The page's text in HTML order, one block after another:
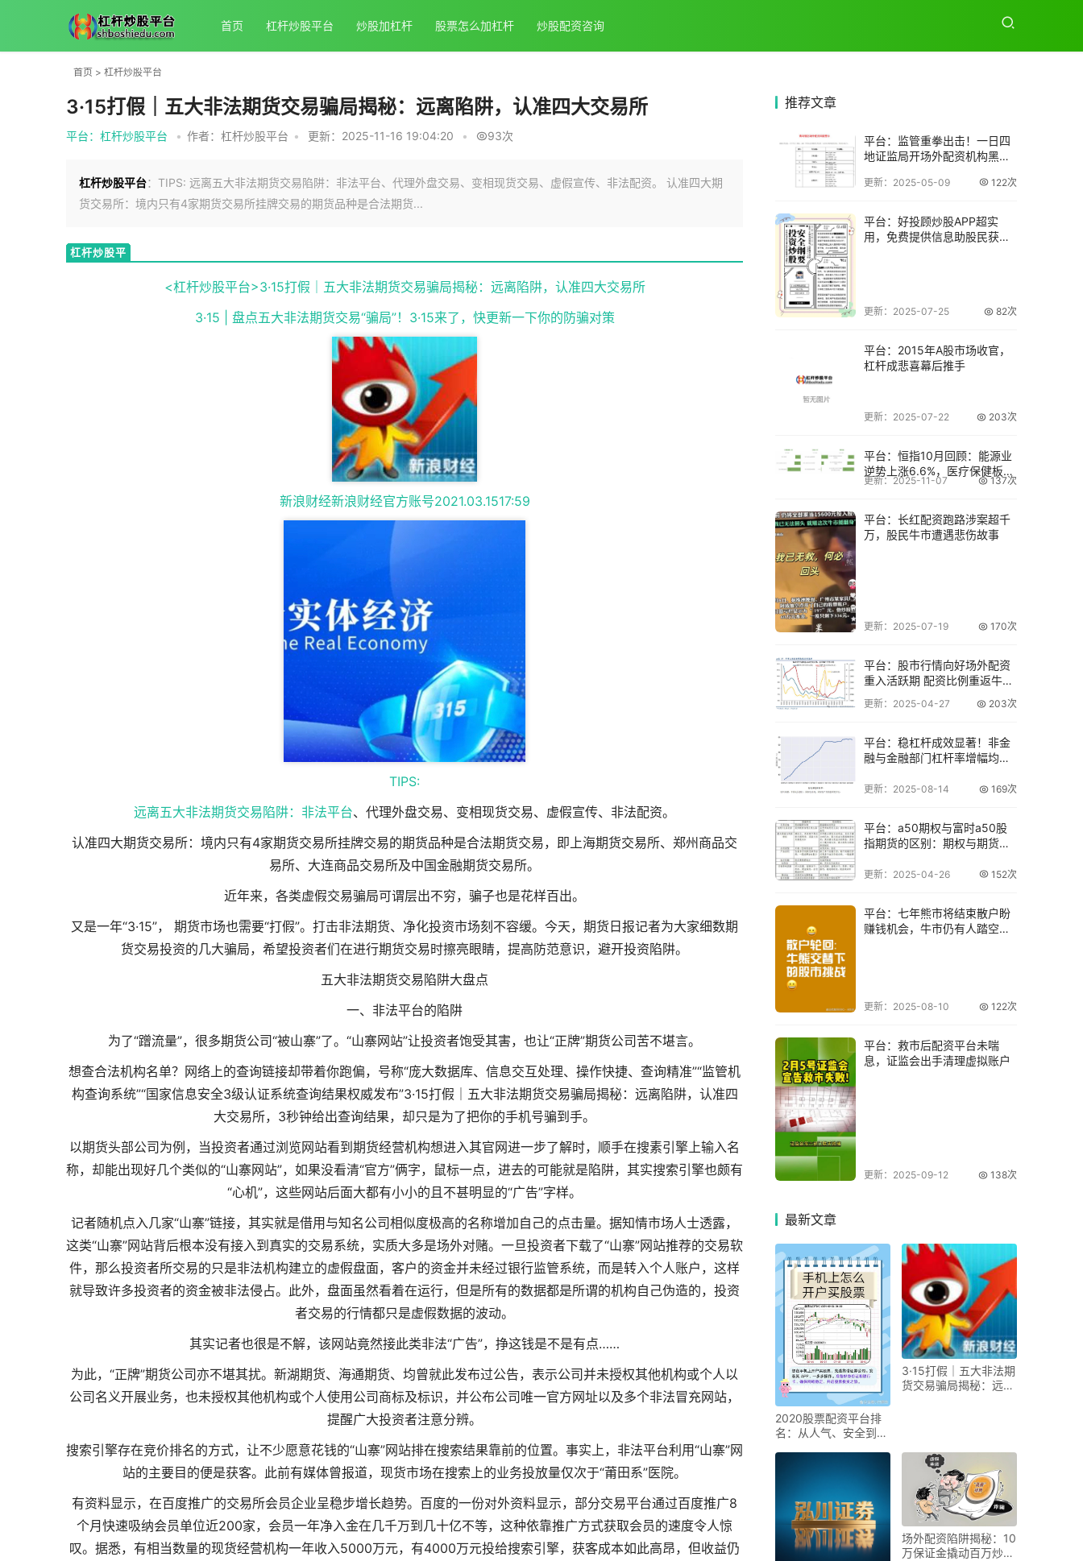
首页 杠杆炒股平台 炒股加杠杆 股票怎么加杠杆 炒股配资咨询
首页 > 杠杆炒股平台
3·15打假｜五大非法期货交易骗局揭秘：远离陷阱，认准四大交易所
平台：杠杆炒股平台 • 作者：杠杆炒股平台 • 更新：2025-11-16 19:04:20 • 93次
杠杆炒股平台：TIPS: 远离五大非法期货交易陷阱：非法平台、代理外盘交易、变相现货交易、虚假宣传、非法配资。 认准四大期
货交易所：境内只有4家期货交易所挂牌交易的期货品种是合法期货...
杠杆炒股平
<杠杆炒股平台>3·15打假｜五大非法期货交易骗局揭秘：远离陷阱，认准四大交易所
3·15 | 盘点五大非法期货交易“骗局”！3·15来了，快更新一下你的防骗对策
新浪财经新浪财经官方账号2021.03.1517:59
TIPS:
远离五大非法期货交易陷阱： 非法平台、代理外盘交易、变相现货交易、虚假宣传、非法配资。
认准四大期货交易所：境内只有4家期货交易所挂牌交易的期货品种是合法期货交易，即上海期货交易所、郑州商品交
易所、大连商品交易所及中国金融期货交易所。
近年来，各类虚假交易骗局可谓层出不穷，骗子也是花样百出。
又是一年“3·15”， 期货市场也需要“打假”。打击非法期货、净化投资市场刻不容缓。今天，期货日报记者为大家细数期
货交易投资的几大骗局，希望投资者们在进行期货交易时擦亮眼睛，提高防范意识，避开投资陷阱。
五大非法期货交易陷阱大盘点
一、非法平台的陷阱
为了“蹭流量”，很多期货公司“被山寨”了。“山寨网站”让投资者饱受其害，也让“正牌”期货公司苦不堪言。
想查合法机构名单？网络上的查询链接却带着你跑偏，号称“庞大数据库、信息交互处理、操作快捷、查询精准”“监管机
构查询系统”“国家信息安全3级认证系统查询结果权威发布”3·15打假｜五大非法期货交易骗局揭秘：远离陷阱，认准四
大交易所，3秒钟给出查询结果，却只是为了把你的手机号骗到手。
以期货头部公司为例，当投资者通过浏览网站看到期货经营机构想进入其官网进一步了解时，顺手在搜素引擎上输入名
称，却能出现好几个类似的“山寨网站”，如果没看清“官方”俩字，鼠标一点，进去的可能就是陷阱，其实搜索引擎也颇有
“心机”，这些网站后面大都有小小的且不甚明显的“广告”字样。
记者随机点入几家“山寨”链接，其实就是借用与知名公司相似度极高的名称增加自己的点击量。据知情市场人士透露，
这类“山寨”网站背后根本没有接入到真实的交易系统，实质大多是场外对赌。一旦投资者下载了“山寨”网站推荐的交易软
件，那么投资者所交易的只是非法机构建立的虚假盘面，客户的资金并未经过银行监管系统，而是转入个人账户，这样
就导致许多投资者的资金被非法侵占。此外，盘面虽然看着在运行，但是所有的数据都是所谓的机构自己伪造的，投资
者交易的行情都只是虚假数据的波动。
其实记者也很是不解，该网站竟然接此类非法“广告”，挣这钱是不是有点……
为此，“正牌”期货公司亦不堪其扰。新湖期货、海通期货、均曾就此发布过公告，表示公司并未授权其他机构或个人以
公司名义开展业务，也未授权其他机构或个人使用公司商标及标识，并公布公司唯一官方网址以及多个非法冒充网站，
提醒广大投资者注意分辨。
搜索引擎存在竞价排名的方式，让不少愿意花钱的“山寨”网站排在搜索结果靠前的位置。事实上，非法平台利用“山寨”网
站的主要目的便是获客。此前有媒体曾报道，现货市场在搜索上的业务投放量仅次于“莆田系”医院。
有资料显示，在百度推广的交易所会员企业呈稳步增长趋势。百度的一份对外资料显示，部分交易平台通过百度推广8
个月快速吸纳会员单位近200家，会员一年净入金在几千万到几十亿不等，这种依靠推广方式获取会员的速度令人惊
叹。据悉，有相当数量的现货经营机构一年收入5000万元，有4000万元投给搜索引擎，获客成本如此高昂，但收益仍
推荐文章
平台：监管重拳出击！一日四
地证监局开场外配资机构黑名
更新：2025-05-09 122次
平台：好投顾炒股APP超实
用，免费提供信息助股民获
更新：2025-07-25 82次
平台：2015年A股市场收官，
杠杆成悲喜幕后推手
更新：2025-07-22 203次
平台：恒指10月回顾：能源业
逆势上涨6.6%，医疗保健板块
暴跌11
更新：2025-11-07 137次
平台：长红配资跑路涉案超千
万，股民牛市遭遇悲伤故事
更新：2025-07-19 170次
平台：股市行情向好场外配资
重入活跃期 配资比例重返牛市
阶段
更新：2025-04-27 203次
平台：稳杠杆成效显著！非金
融与金融部门杠杆率增幅均收
更新：2025-08-14 169次
平台：a50期权与富时a50股
指期货的区别：期权与期货的
更新：2025-04-26 152次
平台：七年熊市将结束散户盼
赚钱机会，牛市仍有人踏空，
更新：2025-08-10 122次
平台：救市后配资平台未喘
息，证监会出手清理虚拟账户
更新：2025-09-12 138次
最新文章
2020股票配资平台排
名：从人气、安全到收
3·15打假｜五大非法期
货交易骗局揭秘：远离
场外配资陷阱揭秘：10
万保证金撬动百万炒